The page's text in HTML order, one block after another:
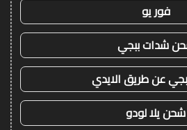
فور يو
شدات ببجي
عن طريق الايدي
شحن يلا لودو